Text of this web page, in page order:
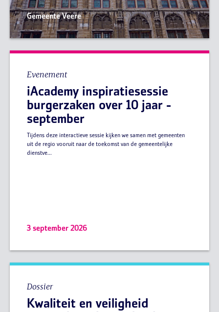
Gemeente Veere
Evenement
iAcademy inspiratiesessie
burgerzaken over 10 jaar -
september
Tijdens deze interactieve sessie kijken we samen met gemeenten
uit de regio vooruit naar de toekomst van de gemeentelijke
dienstve...
3 september 2026
Dossier
Kwaliteit en veiligheid